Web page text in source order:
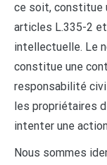
ce soit, constitue
articles L.335-2
intellectuelle. Le
constitue une
responsabilité
les propriétaires
intenter une
Nous sommes